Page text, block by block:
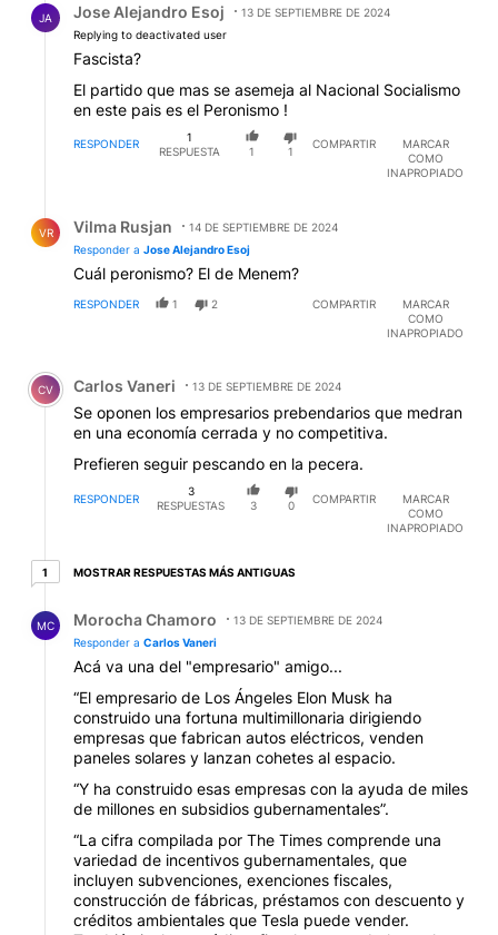
JA Jose Alejandro Esoj
13 DE SEPTIEMBRE DE 2024
Replying to deactivated user
Fascista?
El partido que mas se asemeja al Nacional Socialismo
en este pais es el Peronismo !
RESPONDER
1
RESPUESTA
1 1
COMPARTIR
MARCAR
COMO
INAPROPIADO
VR Vilma Rusjan
14 DE SEPTIEMBRE DE 2024
Responder a Jose Alejandro Esoj
Cuál peronismo? El de Menem?
RESPONDER 1 2 COMPARTIR
MARCAR
COMO
INAPROPIADO
Comentario de Carlos Vaneri.
CV Carlos Vaneri 13 DE SEPTIEMBRE DE 2024
Se oponen los empresarios prebendarios que medran
en una economía cerrada y no competitiva.
Prefieren seguir pescando en la pecera.
RESPONDER
3
RESPUESTAS
3 0
COMPARTIR
MARCAR
COMO
INAPROPIADO
11 respuesta más antiguas
MOSTRAR RESPUESTAS MÁS ANTIGUAS
MC Morocha Chamoro
13 DE SEPTIEMBRE DE 2024
Responder a Carlos Vaneri
Acá va una del "empresario" amigo...
“El empresario de Los Ángeles Elon Musk ha
construido una fortuna multimillonaria dirigiendo
empresas que fabrican autos eléctricos, venden
paneles solares y lanzan cohetes al espacio.
“Y ha construido esas empresas con la ayuda de miles
de millones en subsidios gubernamentales”.
“La cifra compilada por The Times comprende una
variedad de incentivos gubernamentales, que
incluyen subvenciones, exenciones fiscales,
construcción de fábricas, préstamos con descuento y
créditos ambientales que Tesla puede vender.